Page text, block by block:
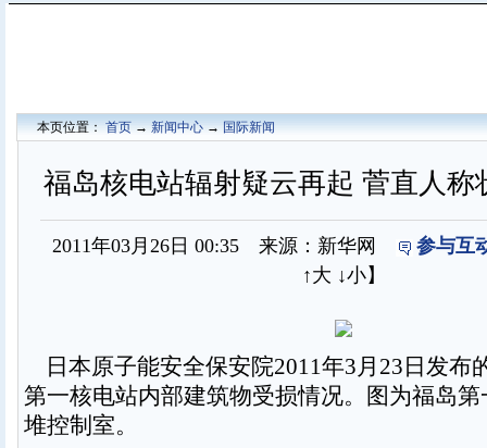
本页位置：首页→新闻中心→国际新闻
福岛核电站辐射疑云再起 菅直人称
2011年03月26日 00:35 来源：新华网
参与互
↑大 ↓小】
日本原子能安全保安院2011年3月23日发布
第一核电站内部建筑物受损情况。图为福岛
堆控制室。